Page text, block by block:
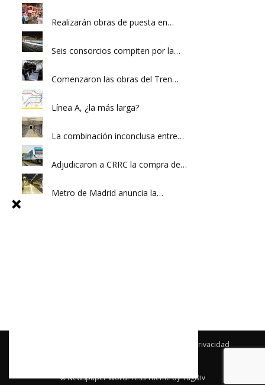
Realizarán obras de puesta en…
Seis consorcios compiten por la…
Comenzaron las obras del Tren…
Línea A, ¿la más larga?
La combinación inconclusa entre…
Adjudicaron a CRRC la compra de…
Metro de Madrid anuncia la…
Política de privacidad
© Newspaper WordPress Theme by TagDiv